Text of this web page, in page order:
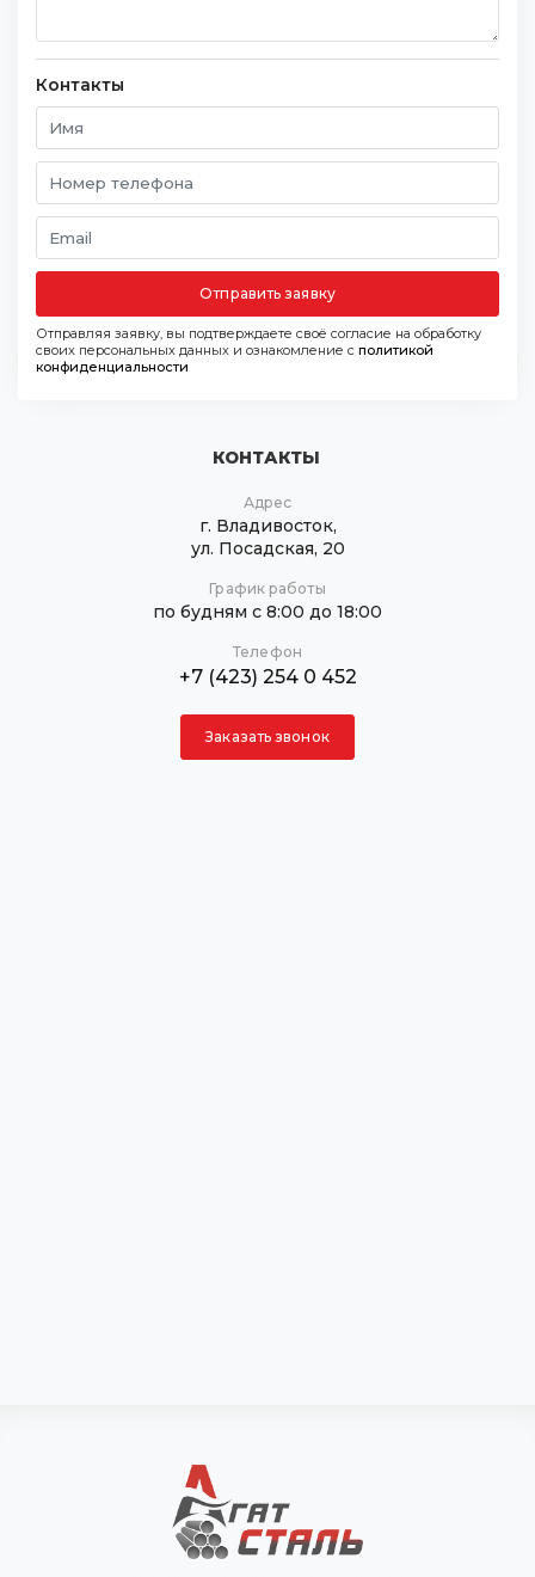
Контакты
Отправить заявку
Отправляя заявку, вы подтверждаете своё согласие на обработку
своих персональных данных и ознакомление с политикой
конфиденциальности
КОНТАКТЫ
Адрес
г. Владивосток,
ул. Посадская, 20
График работы
по будням с 8:00 до 18:00
Телефон
+7 (423) 254 0 452
Заказать звонок